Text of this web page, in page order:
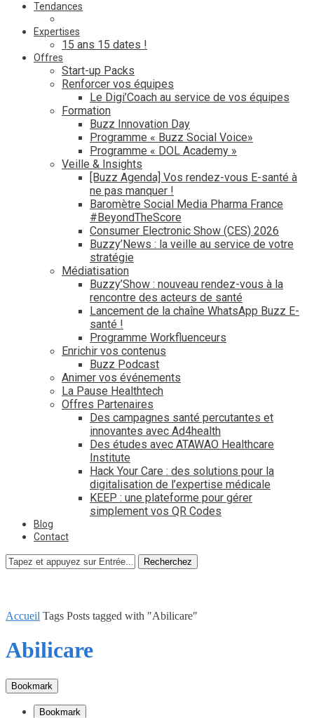
Tendances
Expertises
15 ans 15 dates !
Offres
Start-up Packs
Renforcer vos équipes
Le Digi’Coach au service de vos équipes
Formation
Buzz Innovation Day
Programme « Buzz Social Voice»
Programme « DOL Academy »
Veille & Insights
[Buzz Agenda] Vos rendez-vous E-santé à
ne pas manquer !
Baromètre Social Media Pharma France
#BeyondTheScore
Consumer Electronic Show (CES) 2026
Buzzy’News : la veille au service de votre
stratégie
Médiatisation
Buzzy’Show : nouveau rendez-vous à la
rencontre des acteurs de santé
Lancement de la chaîne WhatsApp Buzz E-
santé !
Programme Workfluenceurs
Enrichir vos contenus
Buzz Podcast
Animer vos événements
La Pause Healthtech
Offres Partenaires
Des campagnes santé percutantes et
innovantes avec Ad4health
Des études avec ATAWAO Healthcare
Institute
Hack Your Care : des solutions pour la
digitalisation de l’expertise médicale
KEEP : une plateforme pour gérer
simplement vos QR Codes
Blog
Contact
Recherchez
Accueil Tags Posts tagged with "Abilicare"
Abilicare
Bookmark
Bookmark